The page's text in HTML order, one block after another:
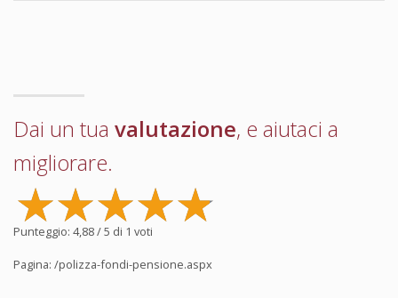
Dai un tua valutazione, e aiutaci a
migliorare.
Punteggio: 4,88/ 5 di 1 voti
Pagina: /polizza-fondi-pensione.aspx